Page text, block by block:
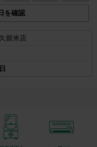
を確認
留米店